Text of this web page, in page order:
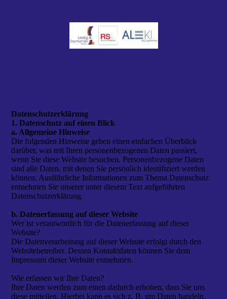
Daten­­schutz­­erklärung
1. Datenschutz auf einen Blick
a. Allgemeine Hinweise
Die folgenden Hinweise geben einen einfachen Überblick
darüber, was mit Ihren personenbezogenen Daten passiert,
wenn Sie diese Website besuchen. Personenbezogene Daten
sind alle Daten, mit denen Sie persönlich identifiziert werden
können. Ausführliche Informationen zum Thema Datenschutz
entnehmen Sie unserer unter diesem Text aufgeführten
Datenschutzerklärung.
b. Datenerfassung auf dieser Website
Wer ist verantwortlich für die Datenerfassung auf dieser
Website?
Die Datenverarbeitung auf dieser Website erfolgt durch den
Websitebetreiber. Dessen Kontaktdaten können Sie dem
Impressum dieser Website entnehmen.
Wie erfassen wir Ihre Daten?
Ihre Daten werden zum einen dadurch erhoben, dass Sie uns
diese mitteilen. Hierbei kann es sich z. B. um Daten handeln,